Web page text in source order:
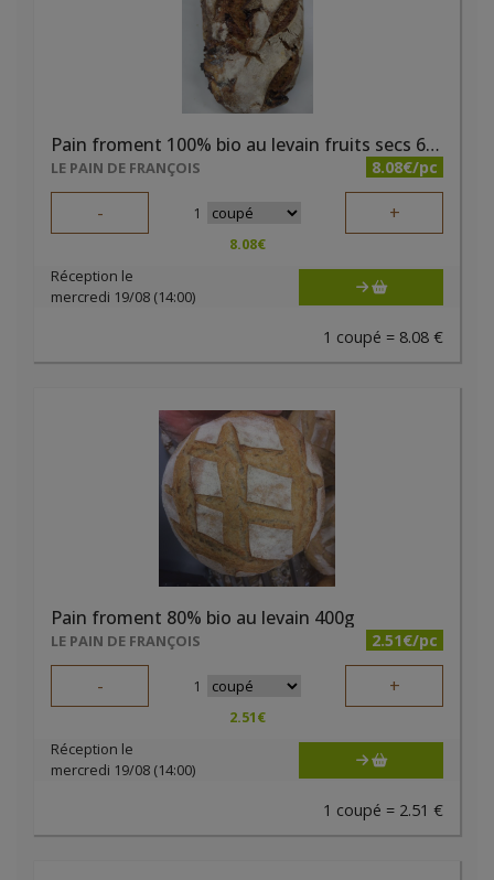
Pain froment 100% bio au levain fruits secs 600g
LE PAIN DE FRANÇOIS 8.08€/pc
- 1 +
8.08€
Réception le
mercredi 19/08 (14:00)
1 coupé = 8.08 €
Pain froment 80% bio au levain 400g
LE PAIN DE FRANÇOIS 2.51€/pc
- 1 +
2.51€
Réception le
mercredi 19/08 (14:00)
1 coupé = 2.51 €